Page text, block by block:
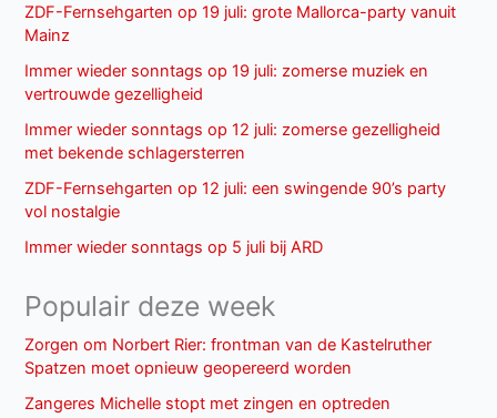
ZDF-Fernsehgarten op 19 juli: grote Mallorca-party vanuit
Mainz
Immer wieder sonntags op 19 juli: zomerse muziek en
vertrouwde gezelligheid
Immer wieder sonntags op 12 juli: zomerse gezelligheid
met bekende schlagersterren
ZDF-Fernsehgarten op 12 juli: een swingende 90’s party
vol nostalgie
Immer wieder sonntags op 5 juli bij ARD
Populair deze week
Zorgen om Norbert Rier: frontman van de Kastelruther
Spatzen moet opnieuw geopereerd worden
Zangeres Michelle stopt met zingen en optreden